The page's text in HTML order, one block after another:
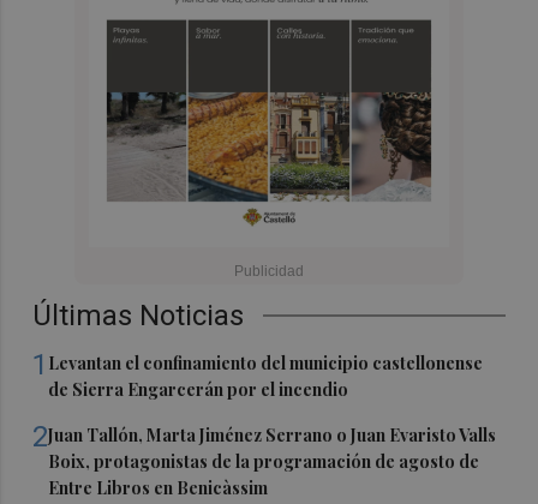
Últimas Noticias
1 Levantan el confinamiento del municipio castellonense
de Sierra Engarcerán por el incendio
2Juan Tallón, Marta Jiménez Serrano o Juan Evaristo Valls
Boix, protagonistas de la programación de agosto de
Entre Libros en Benicàssim